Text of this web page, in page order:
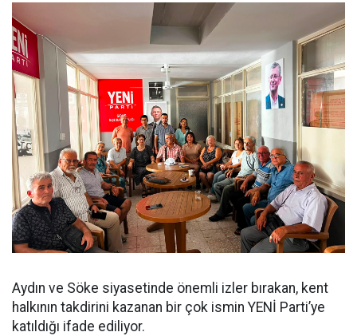
Aydın ve Söke siyasetinde önemli izler bırakan, kent
halkının takdirini kazanan bir çok ismin YENİ Parti’ye
katıldığı ifade ediliyor.